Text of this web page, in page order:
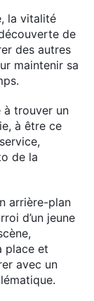
la vitalité
de
des autres
maintenir sa
à trouver un
à être ce
de la
arrière-plan
d’un jeune
place et
avec un